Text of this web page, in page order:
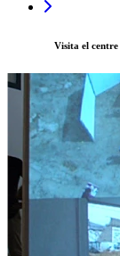
Visita el centre